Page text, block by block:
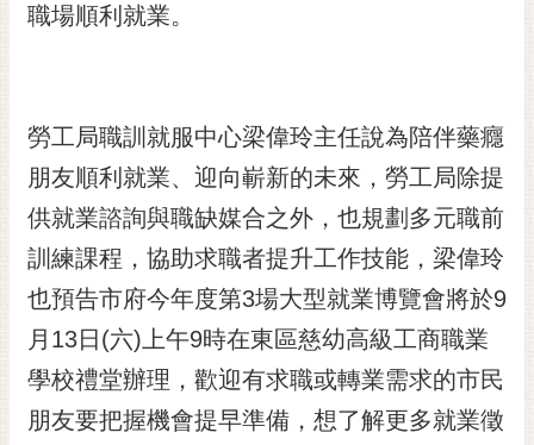
日
隱
私
權
及
安
全
政
策
網
站
資
職場順利就業。
勞工局職訓就服中心梁偉玲主任說為陪伴藥癮
朋友順利就業、迎向嶄新的未來，勞工局除提
供就業諮詢與職缺媒合之外，也規劃多元職前
訓練課程，協助求職者提升工作技能，梁偉玲
也預告市府今年度第3場大型就業博覽會將於9
月13日(六)上午9時在東區慈幼高級工商職業
學校禮堂辦理，歡迎有求職或轉業需求的市民
朋友要把握機會提早準備，想了解更多就業徵